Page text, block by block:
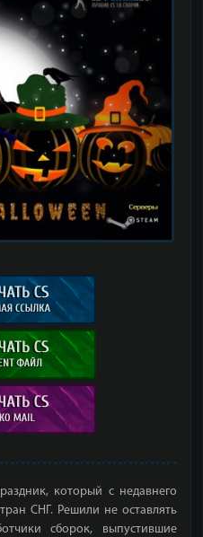
который с недавнего
СНГ. Решили не оставлять
сборок, выпустившие